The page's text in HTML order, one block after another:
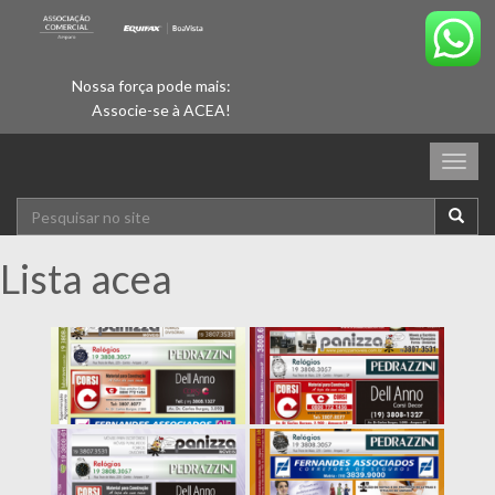
Nossa força pode mais:
Associe-se à ACEA!
Lista acea